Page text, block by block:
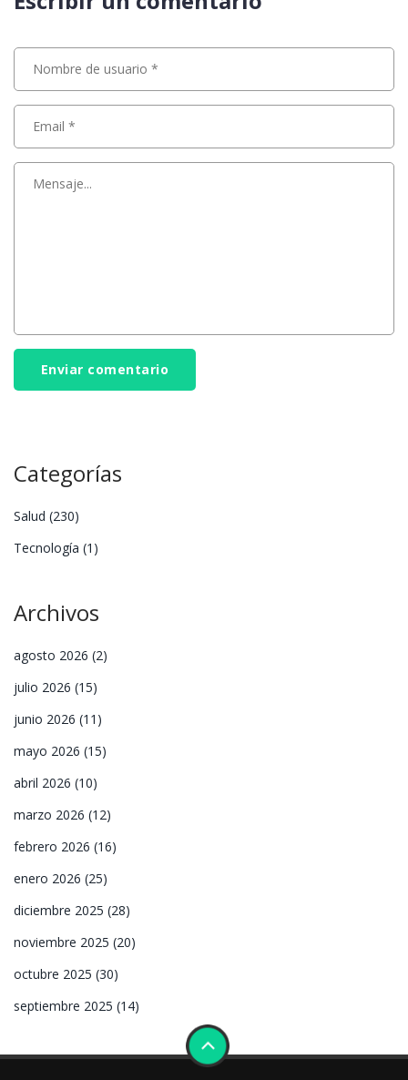
Enviar comentario
Categorías
Salud (230)
Tecnología (1)
Archivos
agosto 2026 (2)
julio 2026 (15)
junio 2026 (11)
mayo 2026 (15)
abril 2026 (10)
marzo 2026 (12)
febrero 2026 (16)
enero 2026 (25)
diciembre 2025 (28)
noviembre 2025 (20)
octubre 2025 (30)
septiembre 2025 (14)